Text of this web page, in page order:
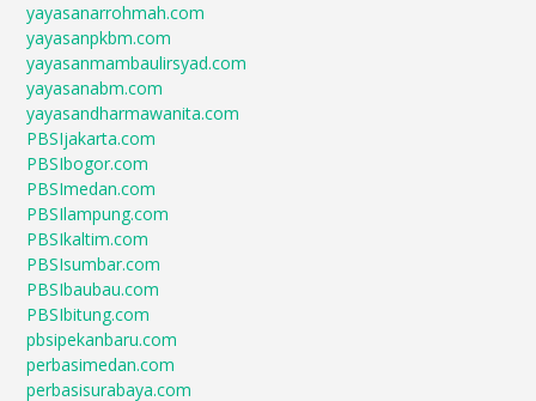
yayasanarrohmah.com
yayasanpkbm.com
yayasanmambaulirsyad.com
yayasanabm.com
yayasandharmawanita.com
PBSIjakarta.com
PBSIbogor.com
PBSImedan.com
PBSIlampung.com
PBSIkaltim.com
PBSIsumbar.com
PBSIbaubau.com
PBSIbitung.com
pbsipekanbaru.com
perbasimedan.com
perbasisurabaya.com